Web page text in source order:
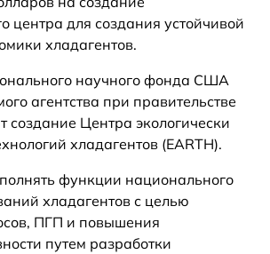
центра для создания устойчивой
хладагентов.
научного фонда США
агентства при правительстве
Центра экологически
хладагентов (EARTH).
функции национального
хладагентов с целью
ПГП и повышения
путем разработки